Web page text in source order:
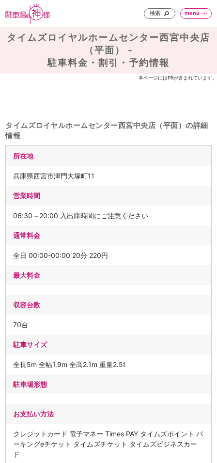
検索 menu
タイムズロイヤルホームセンター西宮中央店
（平面） -
駐車料金・割引・予約情報
本ページにはPRが含まれています。
タイムズロイヤルホームセンター西宮中央店（平面）の詳細
情報
所在地
兵庫県西宮市津門大塚町11
営業時間
06:30～20:00 入出庫時間にご注意ください
通常料金
全日 00:00-00:00 20分 220円
最大料金
収容台数
70台
駐車サイズ
全長5m 全幅1.9m 全高2.1m 重量2.5t
駐車場形態
お支払い方法
クレジットカード 電子マネー Times PAY タイムズポイント パ
ーキングeチケット タイムズチケット タイムズビジネスカー
ド